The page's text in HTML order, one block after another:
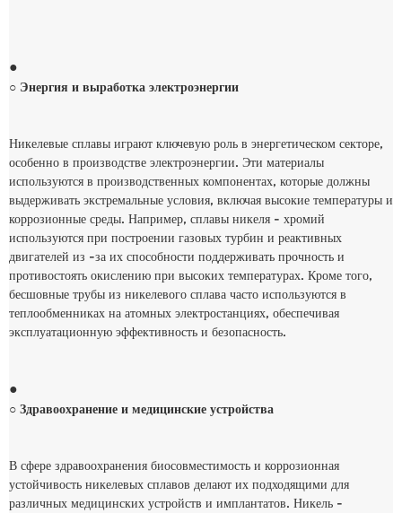
●
○ Энергия и выработка электроэнергии
Никелевые сплавы играют ключевую роль в энергетическом секторе,
особенно в производстве электроэнергии. Эти материалы
используются в производственных компонентах, которые должны
выдерживать экстремальные условия, включая высокие температуры и
коррозионные среды. Например, сплавы никеля - хромий
используются при построении газовых турбин и реактивных
двигателей из -за их способности поддерживать прочность и
противостоять окислению при высоких температурах. Кроме того,
бесшовные трубы из никелевого сплава часто используются в
теплообменниках на атомных электростанциях, обеспечивая
эксплуатационную эффективность и безопасность.
●
○ Здравоохранение и медицинские устройства
В сфере здравоохранения биосовместимость и коррозионная
устойчивость никелевых сплавов делают их подходящими для
различных медицинских устройств и имплантатов. Никель -